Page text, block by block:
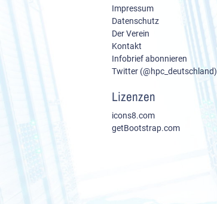
Impressum
Datenschutz
Der Verein
Kontakt
Infobrief abonnieren
Twitter (@hpc_deutschland)
Lizenzen
icons8.com
getBootstrap.com